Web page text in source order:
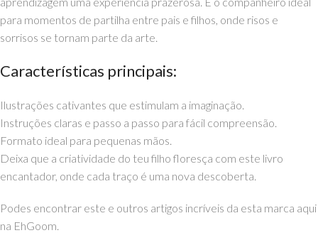
para momentos de partilha entre pais e filhos, onde risos e
sorrisos se tornam parte da arte.
Características principais:
Ilustrações cativantes que estimulam a imaginação.
Instruções claras e passo a passo para fácil compreensão.
Formato ideal para pequenas mãos.
Deixa que a criatividade do teu filho floresça com este livro
encantador, onde cada traço é uma nova descoberta.
Podes encontrar este e outros artigos incríveis da esta marca aqui
na EhGoom.